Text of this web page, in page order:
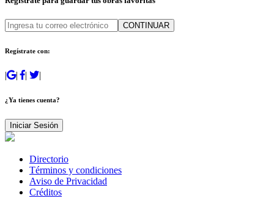
CONTINUAR
Regístrate con:
| | | |
¿Ya tienes cuenta?
Iniciar Sesión
Directorio
Términos y condiciones
Aviso de Privacidad
Créditos